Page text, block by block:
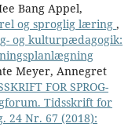
Bang Appel,
og sproglig læring ,
og kulturpædagogik:
Meyer, Annegret
FOR SPROG-
Tidsskrift for
24 Nr. 67 (2018):